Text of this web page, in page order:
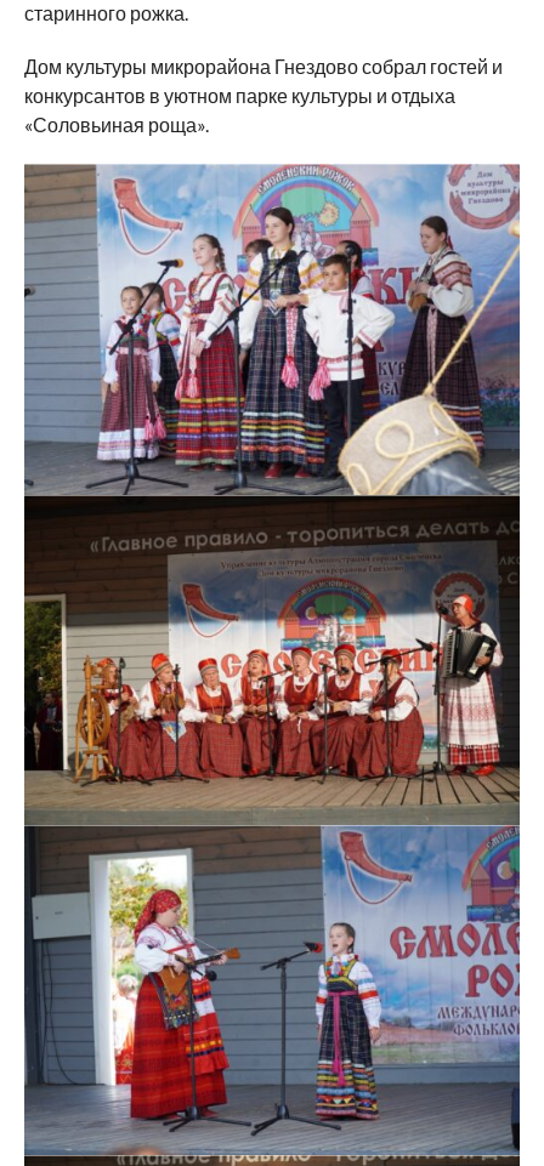
старинного рожка.
Дом культуры микрорайона Гнездово собрал гостей и
конкурсантов в уютном парке культуры и отдыха
«Соловьиная роща».